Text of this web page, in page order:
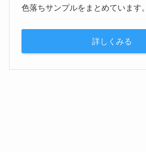
色落ちサンプルをまとめています。
詳しくみる